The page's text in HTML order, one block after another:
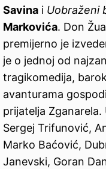
Savina i Uobraženi
Markovića. Don
premijerno je
je o jednoj od
tragikomedija,
avanturama
prijatelja
Sergej Trifunović,
Marko Baćović,
Janevski, Goran